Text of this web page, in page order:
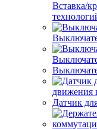
Вставка/
движения
Датчик